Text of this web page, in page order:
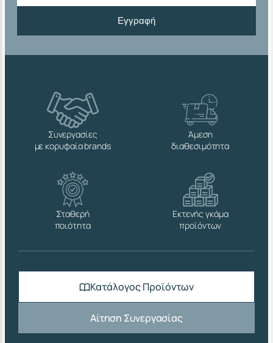
Εγγραφή
Συνεργασίες
με κορυφαία brands
Άμεση
διαθεσιμότητα
Σταθερή
ποιότητα
Εκτενής γκάμα
προϊόντων
Κατάλογος Προϊόντων
Αίτηση Συνεργασίας